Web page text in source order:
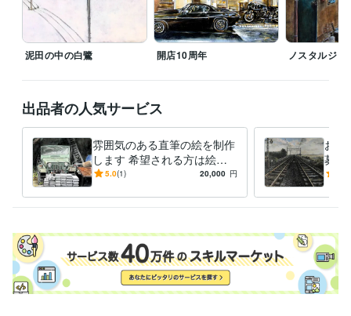
得意分野
イラスト作成・漫画制作 色鉛筆画 油絵
絵画
学歴
泥田の中の白鷺 開店10周年 ノスタルジッ
出品者の人気サービス
雰囲気のある直筆の絵を制作
します 希望される方は絵を
発送いたします。(送料別)
5.0(1) 20,000 円
お好
募展
みの